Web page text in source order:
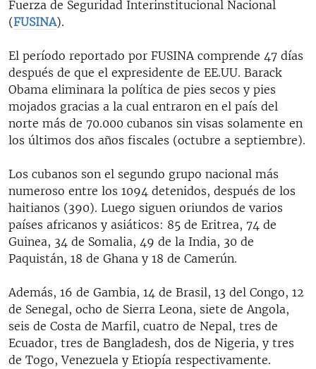
Fuerza de Seguridad Interinstitucional Nacional
(FUSINA).
El período reportado por FUSINA comprende 47 días
después de que el expresidente de EE.UU. Barack
Obama eliminara la política de pies secos y pies
mojados gracias a la cual entraron en el país del
norte más de 70.000 cubanos sin visas solamente en
los últimos dos años fiscales (octubre a septiembre).
Los cubanos son el segundo grupo nacional más
numeroso entre los 1094 detenidos, después de los
haitianos (390). Luego siguen oriundos de varios
países africanos y asiáticos: 85 de Eritrea, 74 de
Guinea, 34 de Somalia, 49 de la India, 30 de
Paquistán, 18 de Ghana y 18 de Camerún.
Además, 16 de Gambia, 14 de Brasil, 13 del Congo, 12
de Senegal, ocho de Sierra Leona, siete de Angola,
seis de Costa de Marfil, cuatro de Nepal, tres de
Ecuador, tres de Bangladesh, dos de Nigeria, y tres
de Togo, Venezuela y Etiopía respectivamente.